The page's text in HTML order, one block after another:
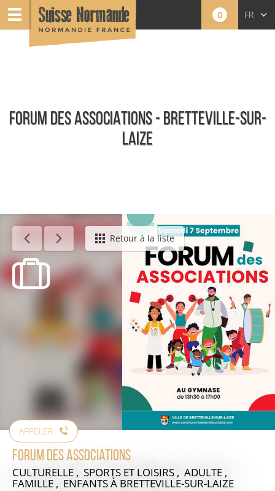
0 FR
FORUM DES ASSOCIATIONS - BRETTEVILLE-SUR-
LAIZE
Événements Retour à la liste
APPELER
Forum des associations
CULTURELLE , SPORTS ET LOISIRS , ADULTE ,
FAMILLE , ENFANTSÀ BRETTEVILLE-SUR-LAIZE